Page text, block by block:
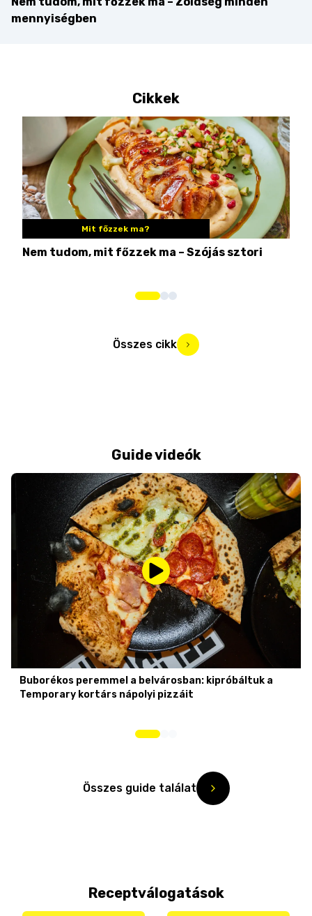
mennyiségben
Cikkek
Mit főzzek ma?
Nem tudom, mit főzzek ma – Szójás sztori
Összes cikk
Guide videók
Buborékos peremmel a belvárosban: kipróbáltuk a
Temporary kortárs nápolyi pizzáit
Összes guide találat
Receptválogatások